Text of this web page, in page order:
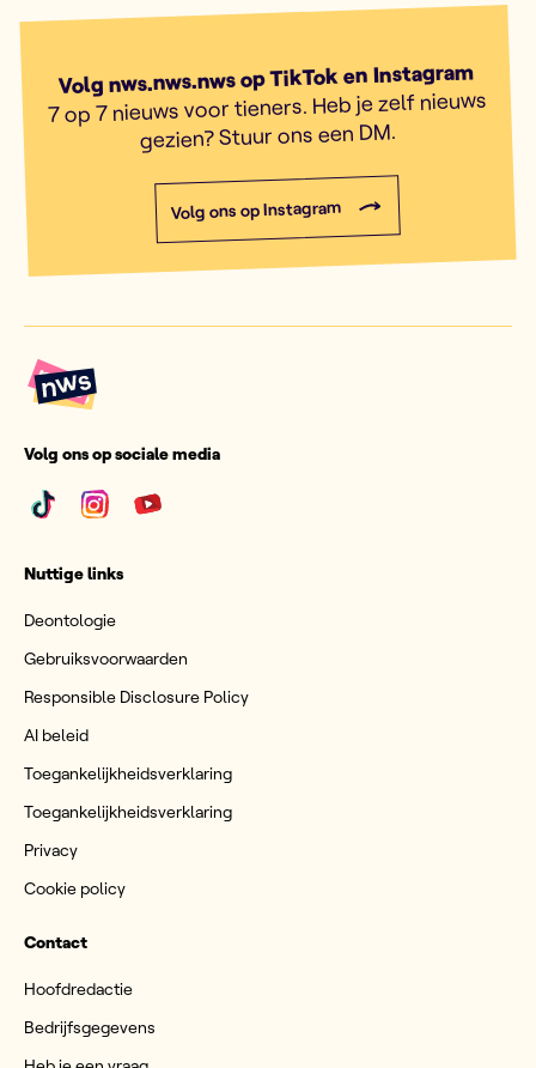
Volg nws.nws.nws op TikTok en Instagram
7 op 7 nieuws voor tieners. Heb je zelf nieuws
gezien? Stuur ons een DM.
Volg ons op Instagram
Volg ons op sociale media
Nuttige links
Deontologie
Gebruiksvoorwaarden
Responsible Disclosure Policy
AI beleid
Toegankelijkheidsverklaring
Toegankelijkheidsverklaring
Privacy
Cookie policy
Contact
Hoofdredactie
Bedrijfsgegevens